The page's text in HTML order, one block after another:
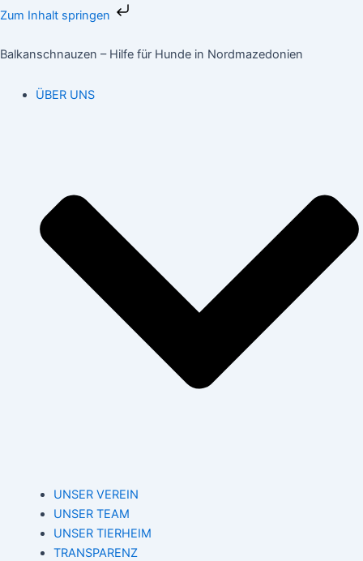
Zum Inhalt springen
Zum
springen
Balkanschnauzen – Hilfe für Hunde in Nordmazedonien
ÜBER UNS
UNSER VEREIN
UNSER TEAM
UNSER TIERHEIM
TRANSPARENZ